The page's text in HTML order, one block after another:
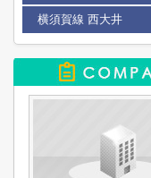
横須賀線 西大井